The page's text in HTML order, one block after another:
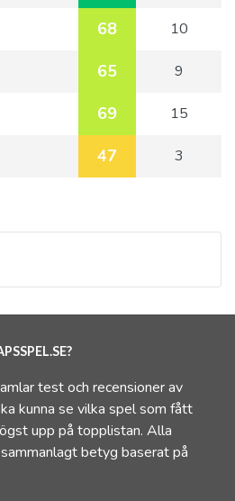
68 10
65 9
69 15
47 3
test och recensioner av
kunna se vilka spel som fått
upp på topplistan. Alla
betyg baserat på